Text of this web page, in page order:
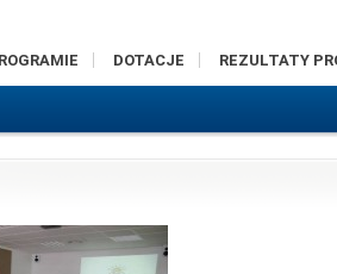
DOTACJE REZULTATY